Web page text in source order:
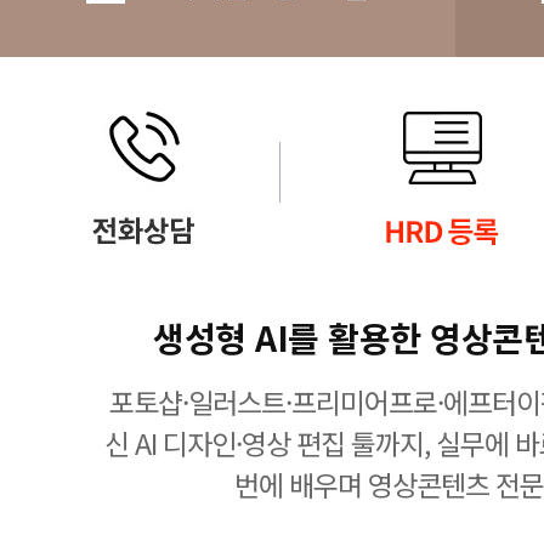
생성형 AI를 활용한 영상콘
포토샵·일러스트·프리미어프로·에프터
신 AI 디자인·영상 편집 툴까지, 실무에
번에 배우며 영상콘텐츠 전